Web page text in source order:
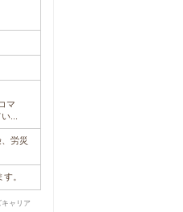
マ
...
労災
。
ャリア